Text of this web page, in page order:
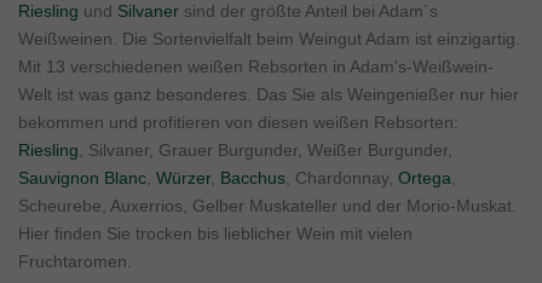
Riesling und Silvaner sind der größte Anteil bei Adam´s
Weißweinen. Die Sortenvielfalt beim Weingut Adam ist einzigartig.
Mit 13 verschiedenen weißen Rebsorten in Adam’s-Weißwein-
Welt ist was ganz besonderes. Das Sie als Weingenießer nur hier
bekommen und profitieren von diesen weißen Rebsorten:
Riesling , Silvaner, Grauer Burgunder, Weißer Burgunder,
Sauvignon Blanc Würzer, Bacchus , Chardonnay, Ortega
Scheurebe, Auxerrios, Gelber Muskateller und der Morio-Muskat.
Hier finden Sie trocken bis lieblicher Wein mit vielen
Fruchtaromen.